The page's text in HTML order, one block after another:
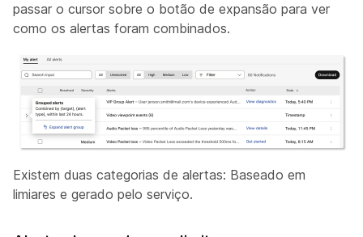
passar o cursor sobre o botão de expansão para ver
como os alertas foram combinados.
Existem duas categorias de alertas: Baseado em
limiares e gerado pelo serviço.